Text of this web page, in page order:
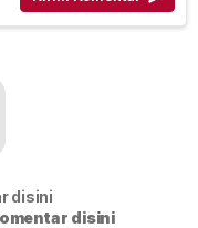
disini
disini